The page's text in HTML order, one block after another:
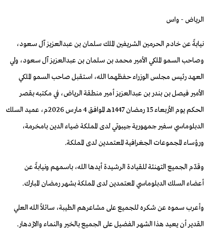
الرياض - واس
نيابةً عن خادم الحرمين الشريفين الملك سلمان بن عبدالعزيز آل سعود،
وصاحب السمو الملكي الأمير محمد بن سلمان بن عبدالعزيز آل سعود، ولي
العهد رئيس مجلس الوزراء حفظهما الله، استقبل صاحب السمو الملكي
الأمير فيصل بن بندر بن عبدالعزيز أمير منطقة الرياض، في مكتبه بقصر
الحكم يوم الأربعاء 15 رمضان 1447هـ الموافق 4 مارس 2026م، عميد السلك
الدبلوماسي سفير جمهورية جيبوتي لدى المملكة ضياء الدين بامخرمة،
ورؤساء المجموعات الجغرافية المعتمدين لدى المملكة.
وقدّم الجميع التهنئة للقيادة الرشيدة أيدها الله، باسمهم ونيابةً عن
أعضاء السلك الدبلوماسي المعتمدين لدى المملكة بشهر رمضان المبارك.
وأعرب سموه عن شكره للجميع على مشاعرهم الطيبة، سائلاً الله العلي
القدير أن يعيد هذا الشهر الفضيل على الجميع بالخير والنماء والازدهار.